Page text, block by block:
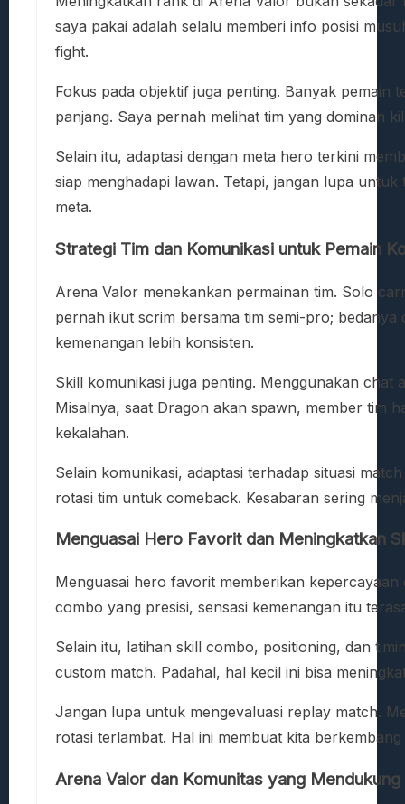
saya pakai adalah selalu memberi info posisi
fight.
Fokus pada objektif juga penting. Banyak
panjang. Saya pernah melihat tim yang dominan
Selain itu, adaptasi dengan meta hero terkini
siap menghadapi lawan. Tetapi, jangan lupa
meta.
Strategi Tim dan Komunikasi untuk Pemain
Arena Valor menekankan permainan tim. Solo
pernah ikut scrim bersama tim semi-pro;
kemenangan lebih konsisten.
Skill komunikasi juga penting. Menggunakan chat
Misalnya, saat Dragon akan spawn, member tim
kekalahan.
Selain komunikasi, adaptasi terhadap situasi
rotasi tim untuk comeback. Kesabaran sering
Menguasai Hero Favorit dan Meningkatkan
Menguasai hero favorit memberikan
combo yang presisi, sensasi kemenangan itu
Selain itu, latihan skill combo, positioning, dan
custom match. Padahal, hal kecil ini bisa
Jangan lupa untuk mengevaluasi replay match.
rotasi terlambat. Hal ini membuat kita
Arena Valor dan Komunitas yang Mendukung